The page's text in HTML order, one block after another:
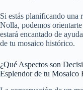
Si estás planificando una
Nolla, podemos
estará encantado de
de tu mosaico histórico.
¿Qué Aspectos son
Esplendor de tu Mosaico